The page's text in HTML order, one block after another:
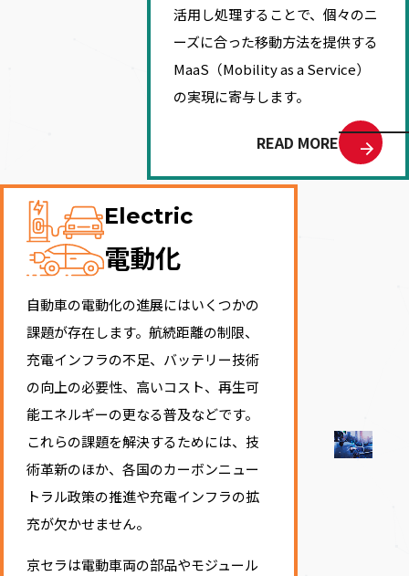
活用し処理することで、個々のニ
ーズに合った移動方法を提供する
MaaS（Mobility as a Service）
の実現に寄与します。
READ MORE
Electric
電動化
自動車の電動化の進展にはいくつかの
課題が存在します。航続距離の制限、
充電インフラの不足、バッテリー技術
の向上の必要性、高いコスト、再生可
能エネルギーの更なる普及などです。
これらの課題を解決するためには、技
術革新のほか、各国のカーボンニュー
トラル政策の推進や充電インフラの拡
充が欠かせません。
京セラは電動車両の部品やモジュール